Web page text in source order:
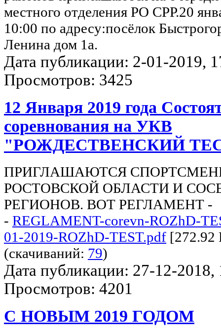
местного отделения РО СРР.20
10:00 по адресу:посёлок
Ленина дом 1а.
Дата публикации: 2-01-2019,
Просмотров: 3425
12 Января 2019 года
соревнования на УКВ
"РОЖДЕСТВЕНСКИЙ
ПРИГЛАШАЮТСЯ
РОСТОВСКОЙ ОБЛАСТИ И
РЕГИОНОВ. ВОТ РЕГЛАМЕНТ -
- REGLAMENT-corevn-ROZhD-
01-2019-ROZhD-TEST.pdf [272.92
(cкачиваний: 79)
Дата публикации: 27-12-2018,
Просмотров: 4201
С НОВЫМ 2019 ГОДОМ